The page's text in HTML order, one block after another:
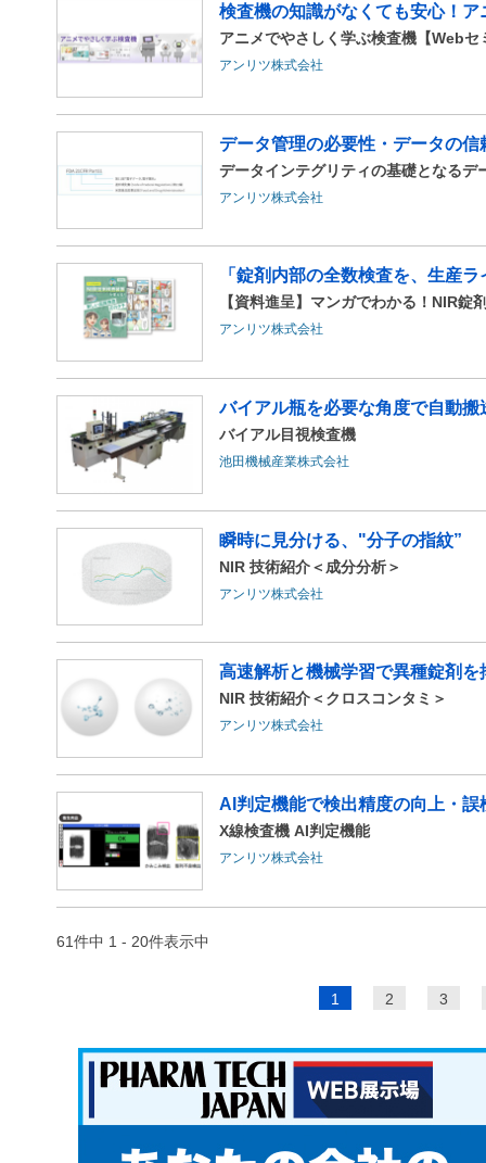
検査機の知識がなくても安心！
アニメでやさしく学ぶ検査機【Webセ
アンリツ株式会社
データ管理の必要性・データの
データインテグリティの基礎となる
アンリツ株式会社
「錠剤内部の全数検査を、生産
【資料進呈】マンガでわかる！NIR
アンリツ株式会社
バイアル瓶を必要な角
バイアル目視検査機
池田機械産業株式会社
瞬時に見分ける、"分子の指紋”
NIR 技術紹介＜成分分析＞
アンリツ株式会社
高速解析と機械学習で異種錠剤を
NIR 技術紹介＜クロスコンタミ＞
アンリツ株式会社
AI判定機能で検出精度の向上・誤
X線検査機 AI判定機能
アンリツ株式会社
61件中 1 - 20件表示中
1 2 3